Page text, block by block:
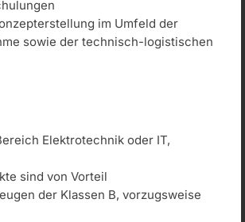
im Umfeld der
sowie der technisch-logistischen
Elektrotechnik oder IT,
sind von Vorteil
der Klassen B, vorzugsweise